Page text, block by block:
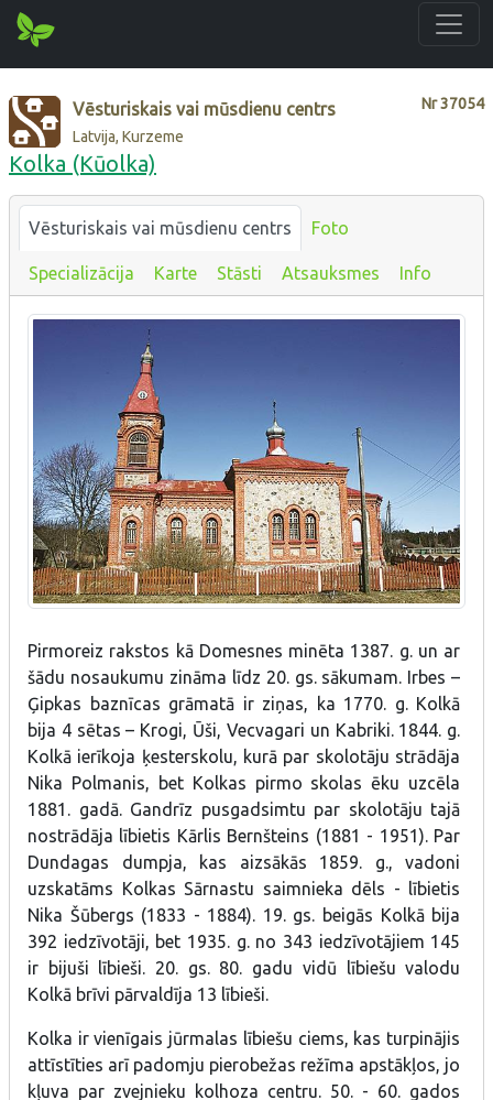
Nr37054
Vēsturiskais vai mūsdienu centrs
Latvija, Kurzeme
Kolka (Kūolka)
Vēsturiskais vai mūsdienu centrs Foto
Specializācija Karte Stāsti Atsauksmes Info
Pirmoreiz rakstos kā Domesnes minēta 1387. g. un ar
šādu nosaukumu zināma līdz 20. gs. sākumam. Irbes –
Ģipkas baznīcas grāmatā ir ziņas, ka 1770. g. Kolkā
bija 4 sētas – Krogi, Ūši, Vecvagari un Kabriki. 1844. g.
Kolkā ierīkoja ķesterskolu, kurā par skolotāju strādāja
Nika Polmanis, bet Kolkas pirmo skolas ēku uzcēla
1881. gadā. Gandrīz pusgadsimtu par skolotāju tajā
nostrādāja lībietis Kārlis Bernšteins (1881 - 1951). Par
Dundagas dumpja, kas aizsākās 1859. g., vadoni
uzskatāms Kolkas Sārnastu saimnieka dēls - lībietis
Nika Šūbergs (1833 - 1884). 19. gs. beigās Kolkā bija
392 iedzīvotāji, bet 1935. g. no 343 iedzīvotājiem 145
ir bijuši lībieši. 20. gs. 80. gadu vidū lībiešu valodu
Kolkā brīvi pārvaldīja 13 lībieši.
Kolka ir vienīgais jūrmalas lībiešu ciems, kas turpinājis
attīstīties arī padomju pierobežas režīma apstākļos, jo
kļuva par zvejnieku kolhoza centru. 50. - 60. gados